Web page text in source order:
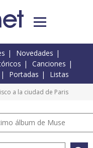
Novedades
Canciones
Portadas Listas
a la ciudad de Paris
álbum de Muse